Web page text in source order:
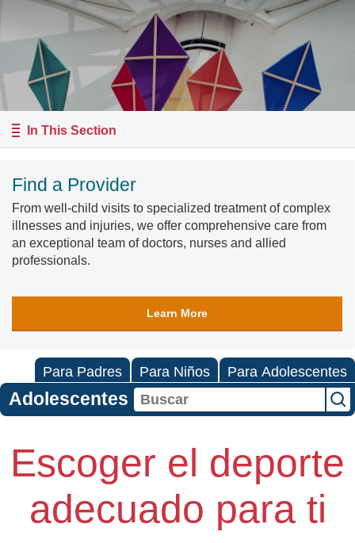
In This Section
Find a Provider
From well-child visits to specialized treatment of complex
illnesses and injuries, we offer comprehensive care from
an exceptional team of doctors, nurses and allied
professionals.
Learn More
Para Padres Para Niños Para Adolescentes
Adolescentes
Escoger el deporte
adecuado para ti